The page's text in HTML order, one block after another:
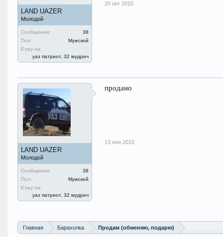
LAND UAZER
Молодой
Сообщения:
38
Пол:
Мужской
Езжу на:
уаз патриот, 32 мудрич
20 окт 2015
LAND UAZER
Молодой
Сообщения:
38
Пол:
Мужской
Езжу на:
уаз патриот, 32 мудрич
продано
13 ноя 2015
Главная Барахолка Продам (обменяю, подарю)